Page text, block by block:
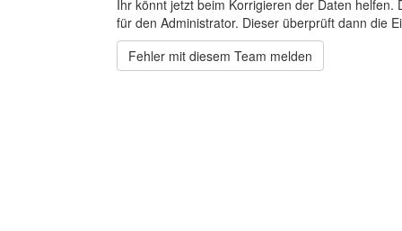
Ihr könnt jetzt beim Korrigieren der Daten
für den Administrator. Dieser überprüft dann die
Fehler mit diesem Team melden